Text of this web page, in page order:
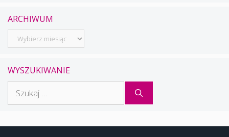
ARCHIWUM
Archiwum
WYSZUKIWANIE